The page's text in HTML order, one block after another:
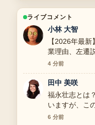
ライブコメント
小林 大智
【2026年最
業理由、左遷
理がとても分
です。
4 分前
田中 美咲
福永壮志とは
いますが、こ
6 分前